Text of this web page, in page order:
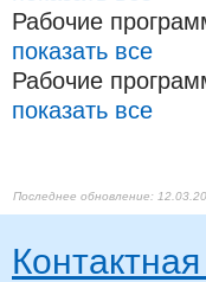
Рабочие
показать все
Рабочие
показать все